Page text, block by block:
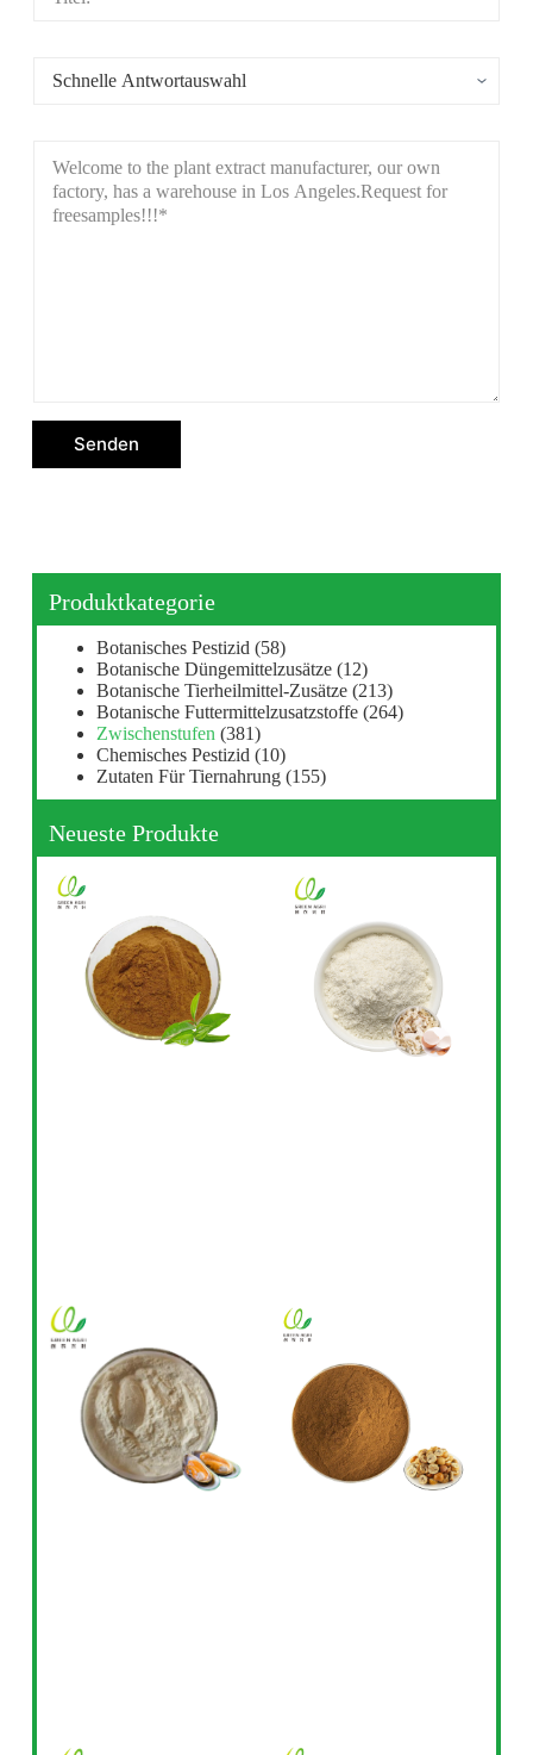
Senden
Produktkategorie
Botanisches Pestizid (58)
Botanische Düngemittelzusätze (12)
Botanische Tierheilmittel-Zusätze (213)
Botanische Futtermittelzusatzstoffe (264)
Zwischenstufen (381)
Chemisches Pestizid (10)
Zutaten Für Tiernahrung (155)
Neueste Produkte